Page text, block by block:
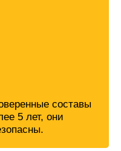
составы
5 лет, они